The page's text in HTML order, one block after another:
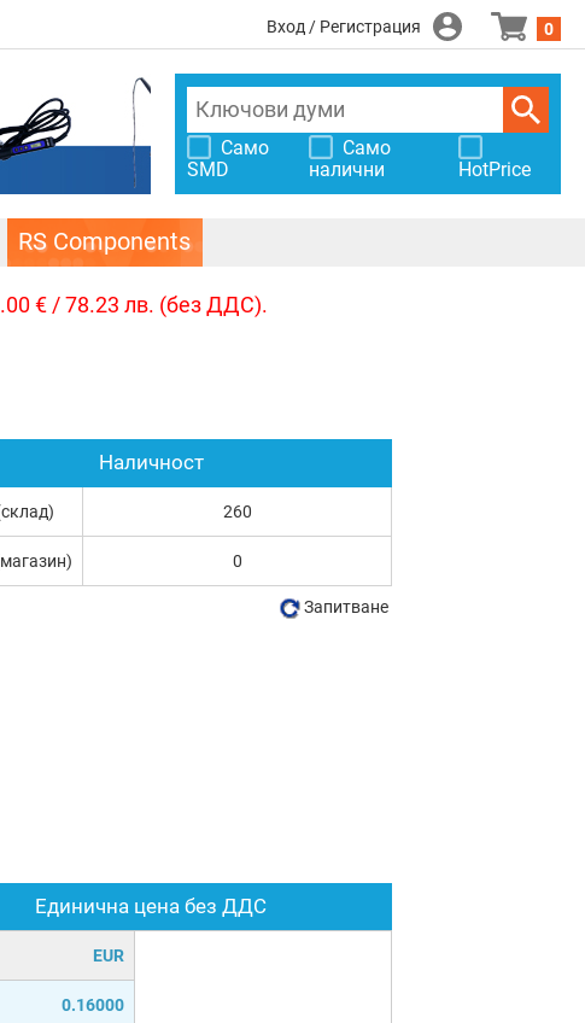
Вход / Регистрация 0
Само
SMD
Само
налични
HotPrice
RS Components
€ / 78.23 лв. (без ДДС).
Единична цена без ДДС
EUR
0.16000
Наличност
260
0
Запитване